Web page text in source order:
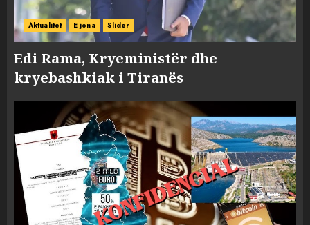
Aktualitet E jona Slider
Edi Rama, Kryeministër dhe
kryebashkiak i Tiranës